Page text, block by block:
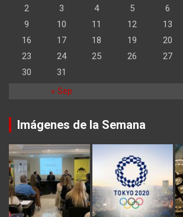
« Sep
2
3 4 5 6
9
10 11 12 13
16
17 18 19 20
23
24 25 26 27
30
31
Imágenes de la Semana